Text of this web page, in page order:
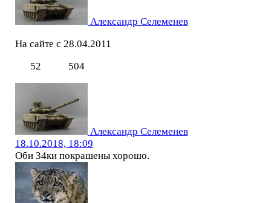
Александр Селеменев
На сайте с 28.04.2011
52
504
Александр Селеменев
18.10.2018, 18:09
Оби 34ки покрашены хорошо.